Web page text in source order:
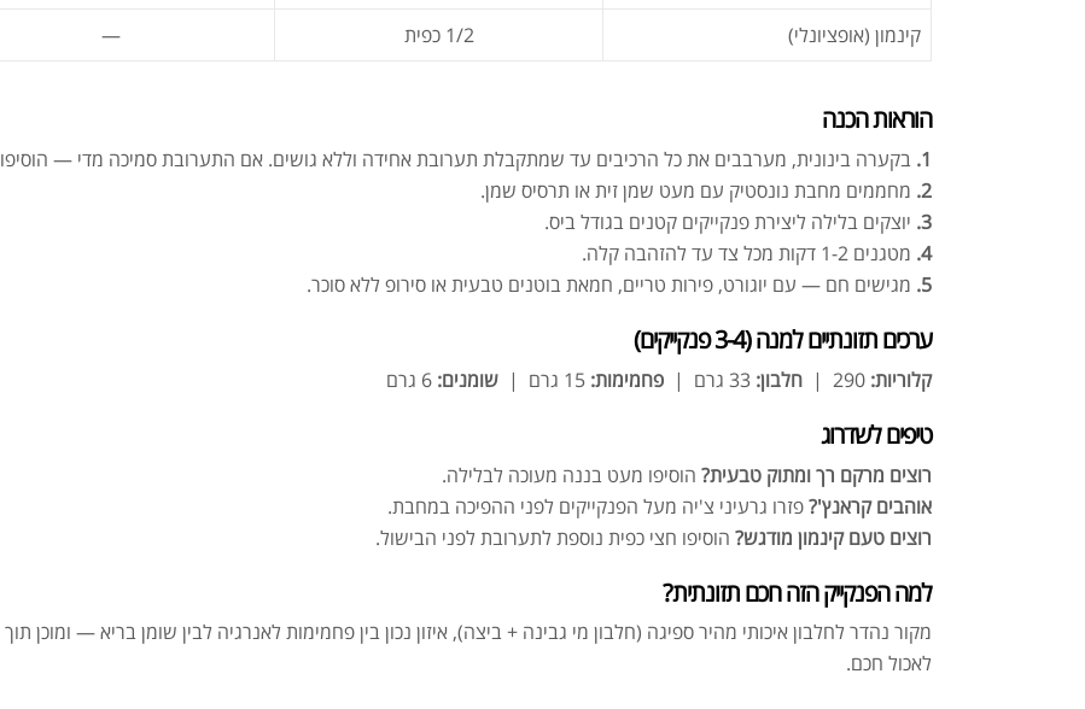
קינמון (אופציונלי)
1/2 כפית —
הוראות הכנה
1. בקערה בינונית, מערבבים את כל הרכיבים עד שמתקבלת תערובת אחידה וללא גושים. אם התערובת סמיכה מדי — הוסיפו 1-2 כפות מים או חלב.
2. מחממים מחבת נונסטיק עם מעט שמן זית או תרסיס שמן.
3. יוצקים בלילה ליצירת פנקייקים קטנים בגודל ביס.
4. מטגנים 1-2 דקות מכל צד עד להזהבה קלה.
5. מגישים חם — עם יוגורט, פירות טריים, חמאת בוטנים טבעית או סירופ ללא סוכר.
ערכים תזונתיים למנה (3-4 פנקייקים)
קלוריות: חלבון: פחמימות: שומנים:
טיפים לשדרוג
רוצים מרקם רך ומתוק טבעית? הוסיפו מעט בננה מעוכה לבלילה.
אוהבים קראנץ'?פזרו גרעיני צ'יה מעל הפנקייקים לפני ההפיכה במחבת.
רוצים טעם קינמון מודגש? הוסיפו חצי כפית נוספת לתערובת לפני הבישול.
למה הפנקייק הזה חכם תזונתית?
לאכול חכם.